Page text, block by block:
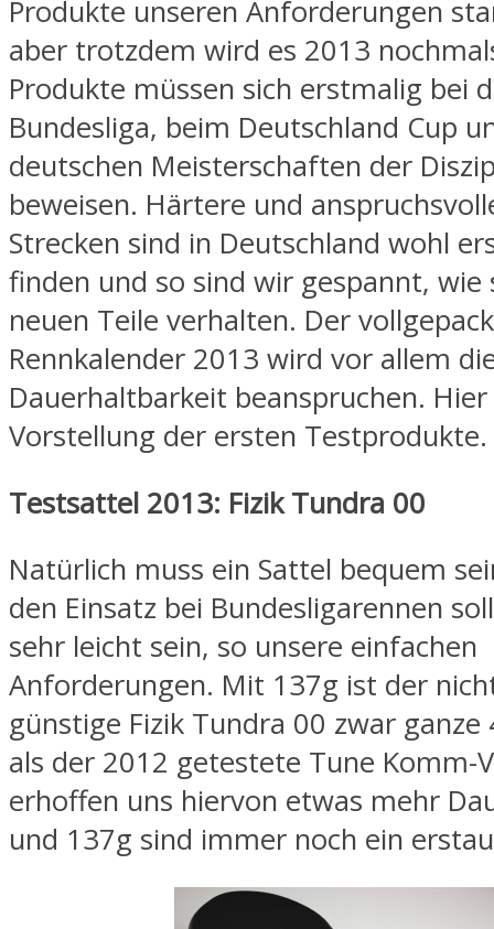
Produkte unseren Anforderungen
aber trotzdem wird es 2013
Produkte müssen sich erstmalig bei
Bundesliga, beim Deutschland Cup
deutschen Meisterschaften der
beweisen. Härtere und
Strecken sind in Deutschland wohl
finden und so sind wir gespannt, wie
neuen Teile verhalten. Der
Rennkalender 2013 wird vor allem
Dauerhaltbarkeit beanspruchen.
Vorstellung der ersten Testprodukte.
Testsattel 2013: Fizik Tundra 00
Natürlich muss ein Sattel bequem
den Einsatz bei Bundesligarennen
sehr leicht sein, so unsere einfachen
Anforderungen. Mit 137g ist der
günstige Fizik Tundra 00 zwar ganze
als der 2012 getestete Tune Komm-
erhoffen uns hiervon etwas mehr
und 137g sind immer noch ein